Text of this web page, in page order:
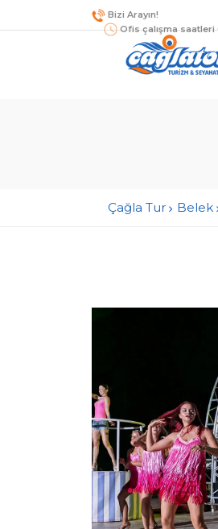
Bizi Arayın!
Ofis çalışma
Çağla Tur Belek